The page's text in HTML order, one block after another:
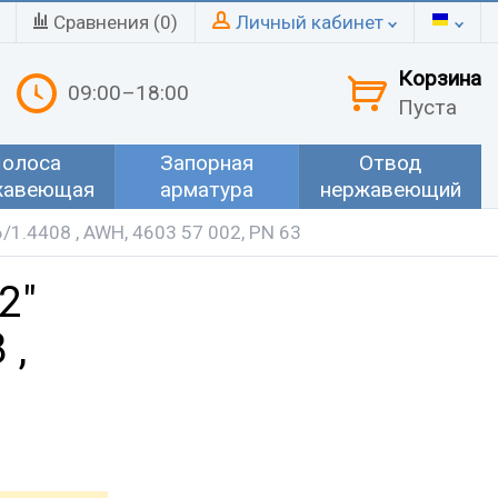
Сравнения (0) Личный кабинет
09:00–18:00
Корзина
Пуста
Запорная
арматура
Отвод
нержавеющий
, AWH, 4603 57 002, PN 63
,